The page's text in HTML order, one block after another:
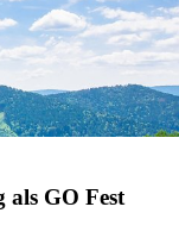
als GO Fest